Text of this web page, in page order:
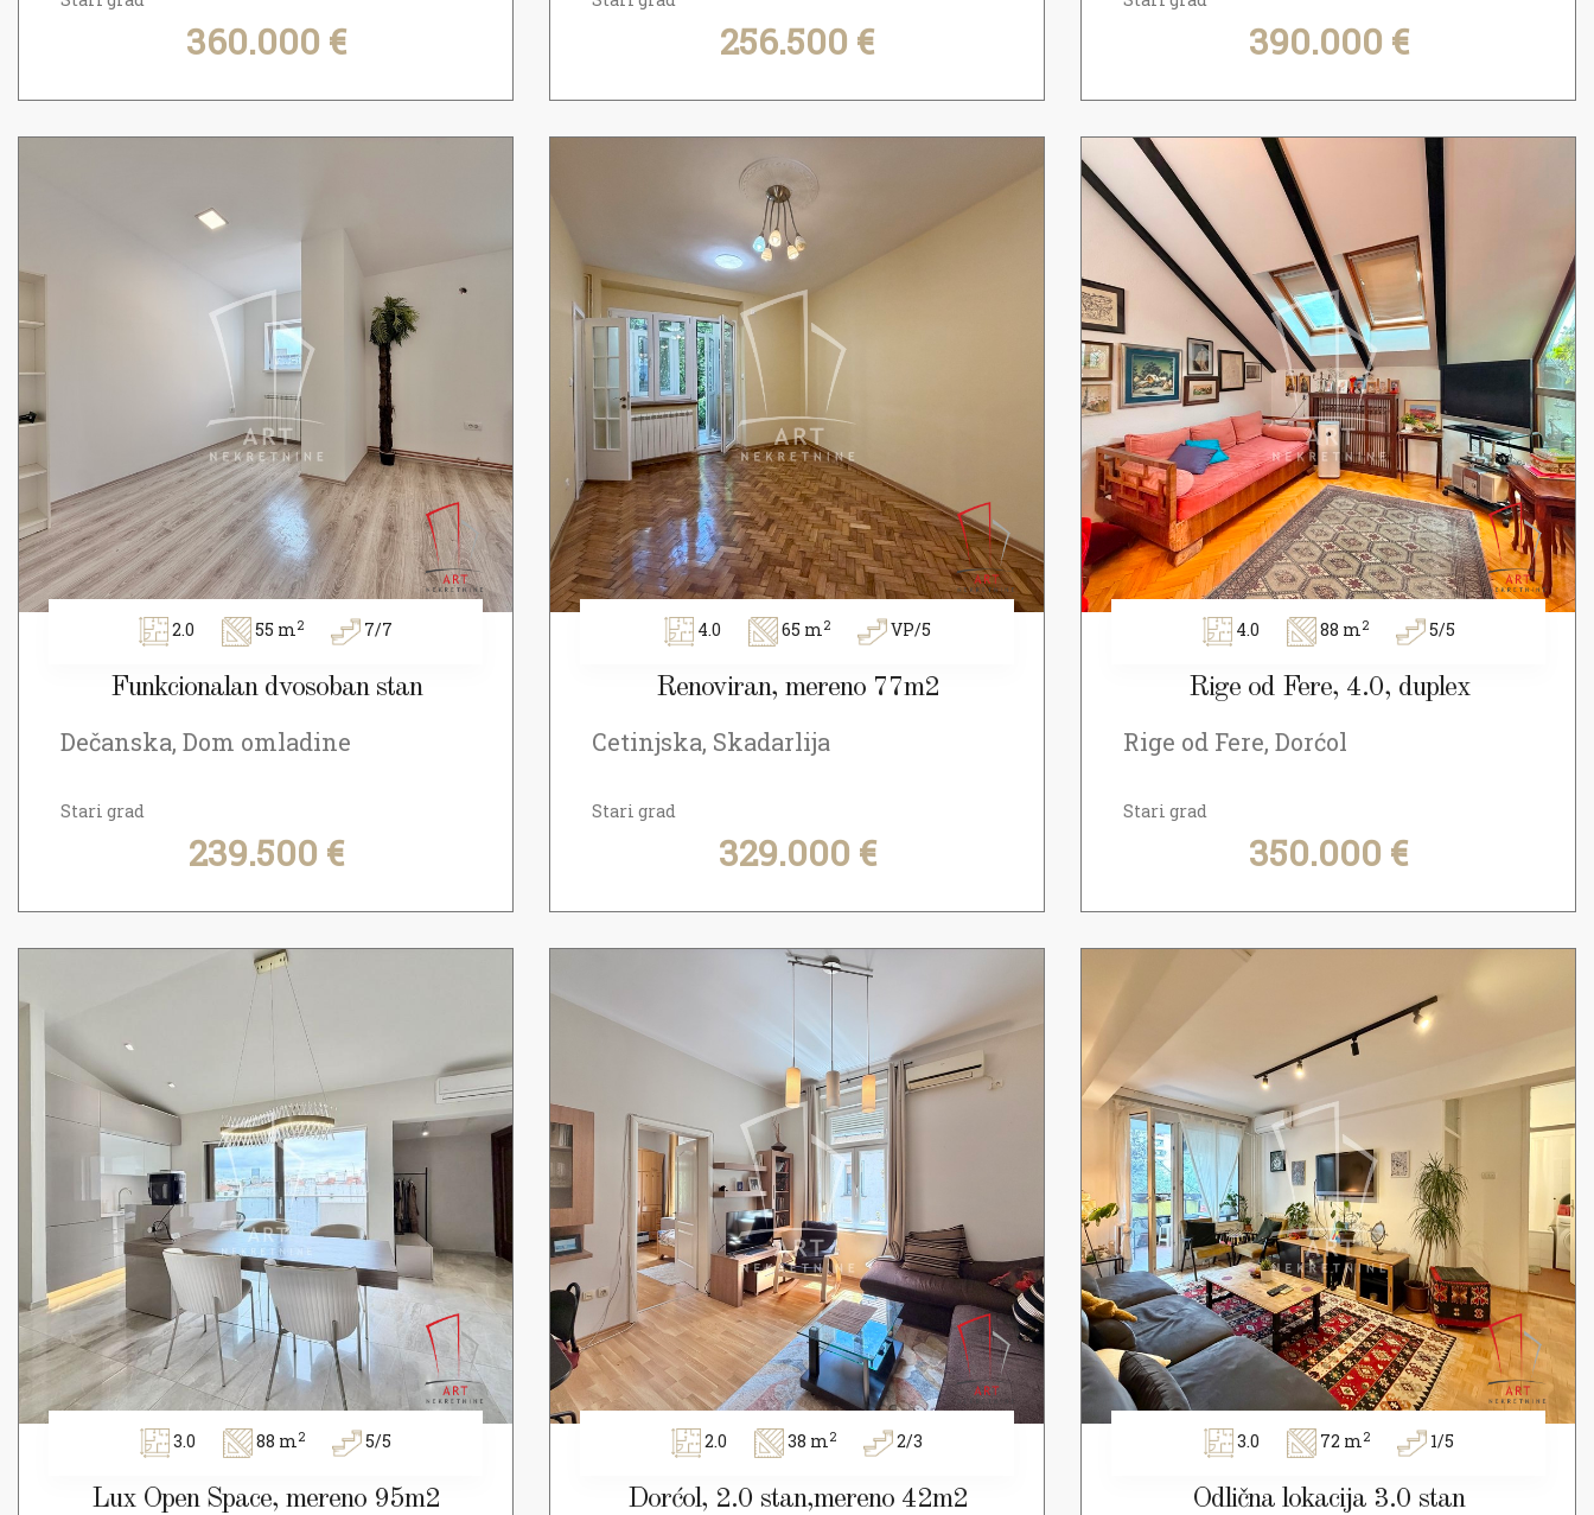
360.000 € 256.500 € 390.000 €
2.0 55 m2 7/7
Funkcionalan dvosoban stan
Dečanska, Dom omladine
Stari grad
239.500 €
4.0 65 m2 VP/5
Renoviran, mereno 77m2
Cetinjska, Skadarlija
Stari grad
329.000 €
4.0 88 m2 5/5
Rige od Fere, 4.0, duplex
Rige od Fere, Dorćol
Stari grad
350.000 €
3.0 88 m2 5/5
Lux Open Space, mereno 95m2
2.0 38 m2 2/3
Dorćol, 2.0 stan,mereno 42m2
3.0 72 m2 1/5
Odlična lokacija 3.0 stan